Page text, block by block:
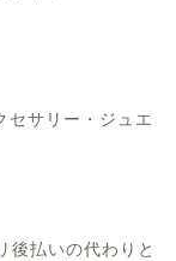
セサリー・ジュエ
後払いの代わりと